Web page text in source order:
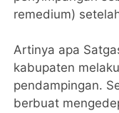
remedium)
Artinya apa
kabupaten
pendampingan.
berbuat